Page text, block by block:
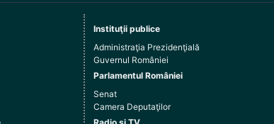
Instituţii publice
Administraţia Prezidenţială
Guvernul României
Parlamentul României
Senat
Camera Deputaţilor